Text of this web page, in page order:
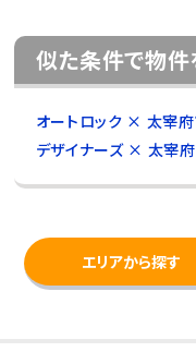
似た条件で物件
オートロック × 太宰
デザイナーズ × 太宰
エリアから探す